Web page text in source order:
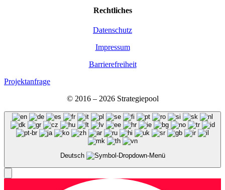
Recht­li­ches
Daten­schutz
Impres­sum
Bar­rie­re­frei­heit
Projektanfrage
© 2016 – 2026 Stra­te­gie­pool
Deutsch